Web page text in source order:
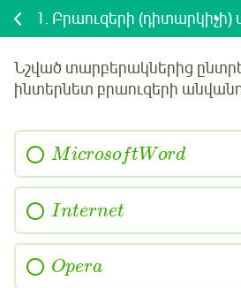
1. Բրաուզերի (դիտարկիչի)
Նշված տարբերակներից
ինտերնետ բրաուզերի
Microsoft Word
Internet
Opera